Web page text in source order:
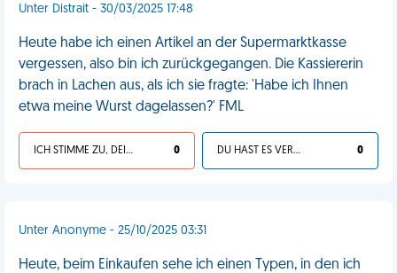
Unter Distrait - 30/03/2025 17:48
Heute habe ich einen Artikel an der Supermarktkasse
vergessen, also bin ich zurückgegangen. Die Kassiererin
brach in Lachen aus, als ich sie fragte: 'Habe ich Ihnen
etwa meine Wurst dagelassen?' FML
ICH STIMME ZU, DEIN LEBEN IST SCHEISSE 0 DU HAST ES VERDIENT 0
Unter Anonyme - 25/10/2025 03:31
Heute, beim Einkaufen sehe ich einen Typen, in den ich